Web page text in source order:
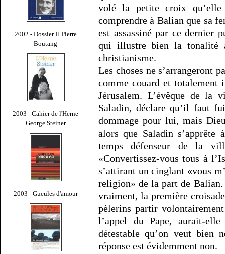
2002 - Dossier H Pierre
Boutang
2003 - Cahier de l'Herne
George Steiner
2003 - Gueules d'amour
volé la petite croix
comprendre à Balian que sa
est assassiné par ce dernier
qui illustre bien la tonalité
christianisme.
Les choses ne s’arrangeront
comme couard et
Jérusalem. L’évêque de la
Saladin, déclare qu’il faut
dommage pour lui, mais
alors que Saladin s’apprête
temps défenseur de la
«Convertissez-vous tous à
s’attirant un cinglant «vous
religion» de la part de
vraiment, la première
pèlerins partir
l’appel du Pape, aurait-
détestable qu’on veut bien
réponse est évidemment non.